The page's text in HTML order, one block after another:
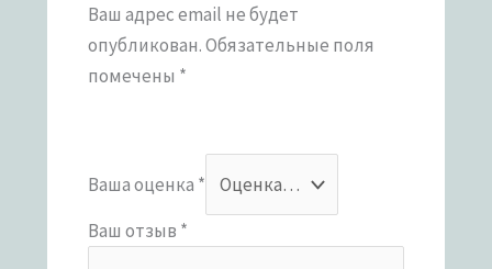
Ваш адрес email не будет
опубликован.Обязательные поля
помечены *
Ваша оценка *
Ваш отзыв *